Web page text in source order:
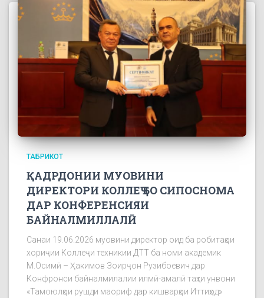
ТАБРИКОТ
ҚАДРДОНИИ МУОВИНИ
ДИРЕКТОРИ КОЛЛЕҶ БО СИПОСНОМА
ДАР КОНФЕРЕНСИЯИ
БАЙНАЛМИЛЛАЛӢ
Санаи 19.06.2026 муовини директор оид ба робитаҳои
хориҷии Коллеҷи техникии ДТТ ба номи академик
М.Осимӣ – Ҳакимов Зоирҷон Рузибоевич дар
Конфронси байналмилалии илмӣ-амалӣ таҳти унвони
«Тамоюлҳои рушди маориф дар кишварҳои Иттиҳод»